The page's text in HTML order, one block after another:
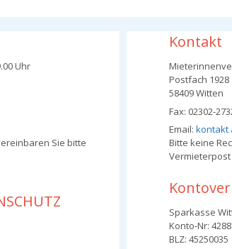
Uhr
Sie bitte
Kontakt
Postfach 1928
58409 Witten
Fax: 02302-
Email: kontakt
Bitte keine
Sparkasse
Konto-Nr:
BLZ: 45250035